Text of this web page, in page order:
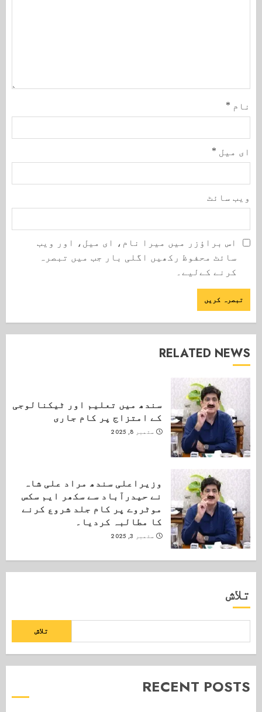
نام *
ای میل *
ویب‌ سائٹ
اس براؤزر میں میرا نام، ای میل، اور ویب
سائٹ محفوظ رکھیں اگلی بار جب میں تبصرہ
کرنے کےلیے۔
RELATED NEWS
سندھ میں تعلیم اور ٹیکنالوجی
کے امتزاج پر کام جاری
ستمبر 8, 2025
وزیراعلی سندھ مراد علی شاہ
نے حیدرآباد سے سکھر ایم سکس
موٹروے پر کام جلد شروع کرنے
کا مطالبہ کردیا۔
ستمبر 3, 2025
تلاش
تلاش
RECENT POSTS